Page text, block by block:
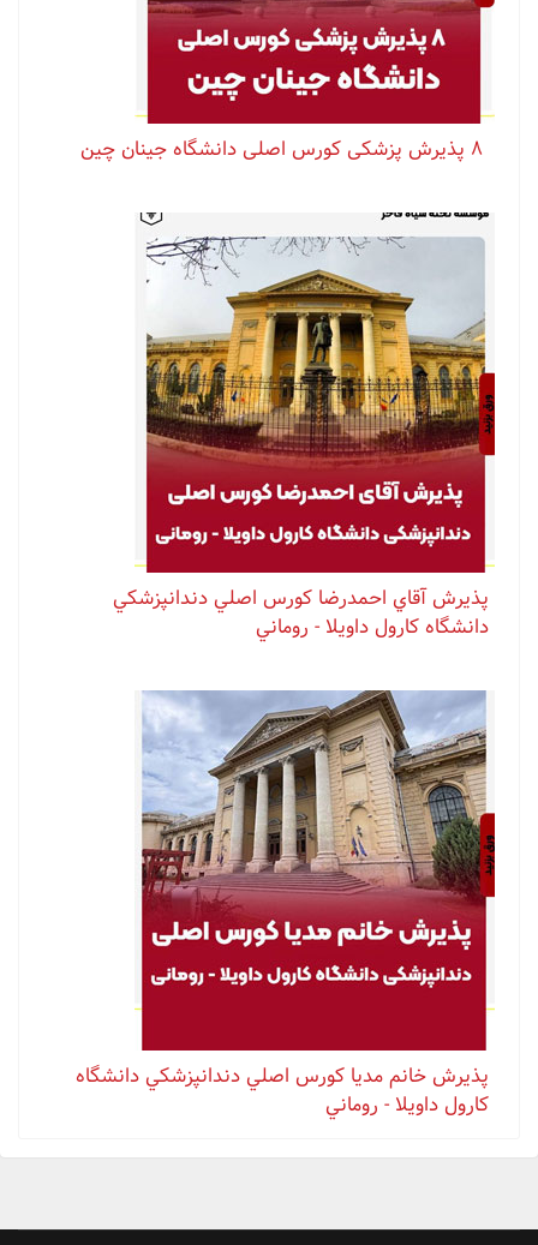
پذيرش آقاي احمدرضا كورس اصلي دندانپزشكي
دانشگاه كارول داويلا - روماني
پذيرش خانم مدیا كورس اصلي دندانپزشكي دانشگاه
كارول داويلا - روماني